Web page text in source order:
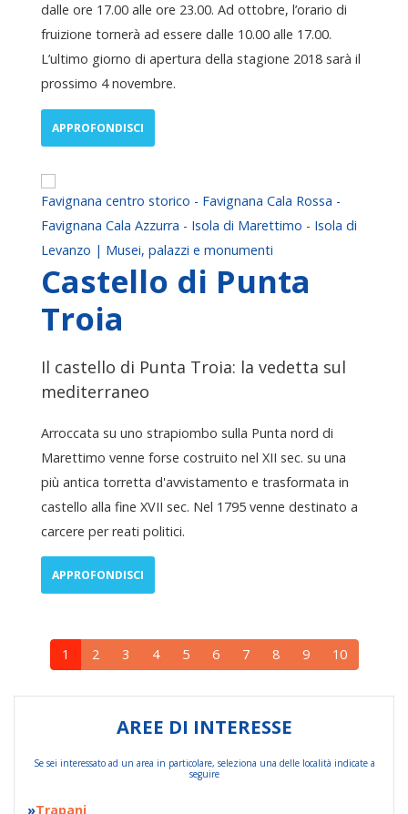
dalle ore 17.00 alle ore 23.00. Ad ottobre, l’orario di
fruizione tornerà ad essere dalle 10.00 alle 17.00.
L’ultimo giorno di apertura della stagione 2018 sarà il
prossimo 4 novembre.
APPROFONDISCI
Favignana centro storico - Favignana Cala Rossa -
Favignana Cala Azzurra - Isola di Marettimo - Isola di
Levanzo | Musei, palazzi e monumenti
Castello di Punta
Troia
Il castello di Punta Troia: la vedetta sul
mediterraneo
Arroccata su uno strapiombo sulla Punta nord di
Marettimo venne forse costruito nel XII sec. su una
più antica torretta d'avvistamento e trasformata in
castello alla fine XVII sec. Nel 1795 venne destinato a
carcere per reati politici.
APPROFONDISCI
1 2 3 4 5 6 7 8 9 10
AREE DI INTERESSE
Se sei interessato ad un area in particolare, seleziona una delle località indicate a
seguire
Trapani